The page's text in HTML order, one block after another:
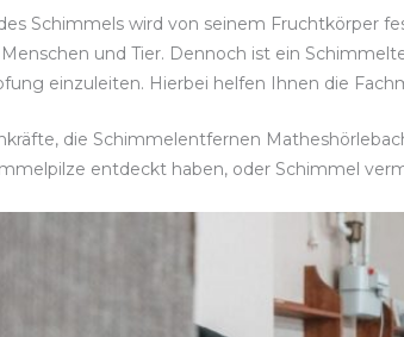
Schimmels wird von seinem Fruchtkörper
und Tier. Dennoch ist ein
einzuleiten. Hierbei helfen Ihnen die
die Schimmelentfernen
entdeckt haben, oder Schimmel